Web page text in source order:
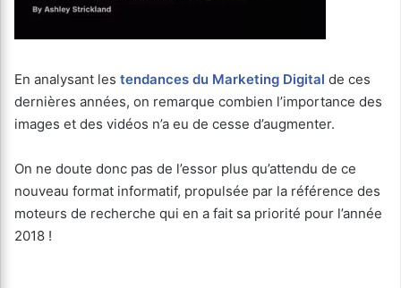
En analysant les tendances du Marketing Digital de ces
dernières années, on remarque combien l’importance des
images et des vidéos n’a eu de cesse d’augmenter.
On ne doute donc pas de l’essor plus qu’attendu de ce
nouveau format informatif, propulsée par la référence des
moteurs de recherche qui en a fait sa priorité pour l’année
2018 !